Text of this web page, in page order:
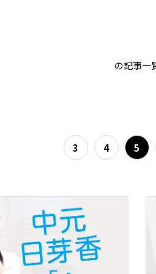
中元日
の記事一
3 4 5